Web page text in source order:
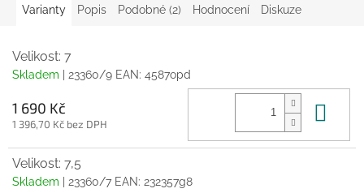
Varianty Popis Podobné (2) Hodnocení Diskuze
Velikost: 7
Skladem | 23360/9 EAN: 4587opd
1 690 Kč
1 396,70 Kč bez DPH
Velikost: 7,5
Skladem | 23360/7 EAN: 232357g8